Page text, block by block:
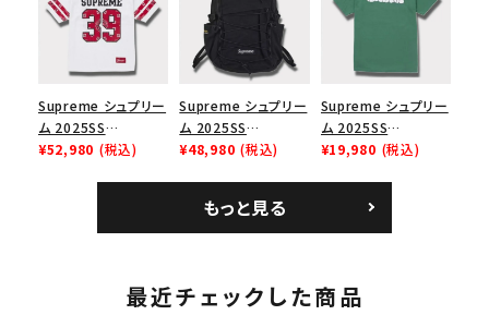
スロゴTシャツ ホワ
イト 白
ューズ ホワイト ブラック 黒
Supreme シュプリー
ム 2025SS
Bandana Football
¥52,980 (税込)
Supreme シュプリー
ム 2025SS
Backpack バックパッ
¥48,980 (税込)
Supreme シュプリー
ム 2025SS
Homerun Tee ホー
¥19,980 (税込)
もっと見る
最近チェックした商品